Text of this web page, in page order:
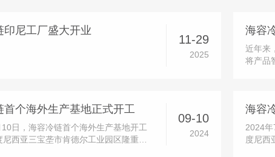
议，是投资者维权的首要官...
等多方
印尼工厂盛大开业
2025
11-29
近年来
将产品
实现功
首个海外生产基地正式开工
日，海容冷链首个海外生产基地开工
西亚三宝垄市肯德尔工业园区隆重举
2024
09-10
2024
度尼西